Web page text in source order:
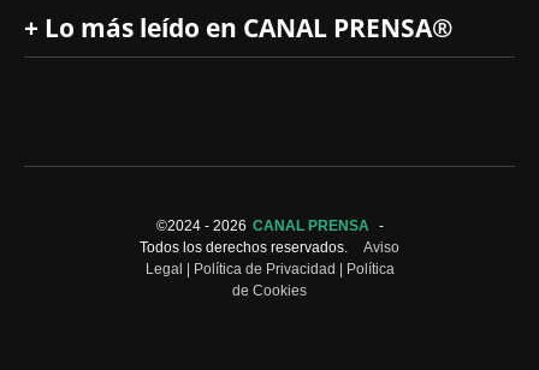
+ Lo más leído en CANAL PRENSA®
©2024 - 2026 CANAL PRENSA
-
Todos los derechos reservados.
Aviso
Legal | Política de Privacidad | Política
de Cookies